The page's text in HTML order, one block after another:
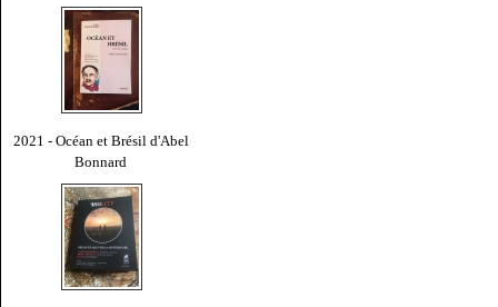
2021 - Océan et Brésil d'Abel
Bonnard